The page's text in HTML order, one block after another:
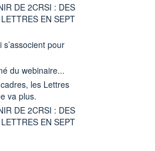
DE 2CRSI : DES
EN SEPT
pour
du webinaire...
les Lettres
va plus.
DE 2CRSI : DES
EN SEPT